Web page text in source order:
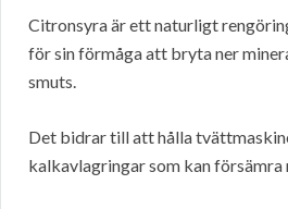
Citronsyra är ett naturligt
för sin förmåga att bryta ner
smuts.
Det bidrar till att hålla
kalkavlagringar som kan försämra